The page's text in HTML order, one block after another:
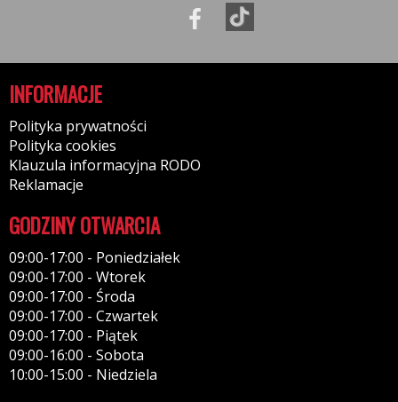
INFORMACJE
Polityka prywatności
Polityka cookies
Klauzula informacyjna RODO
Reklamacje
GODZINY OTWARCIA
09:00-17:00 - Poniedziałek
09:00-17:00 - Wtorek
09:00-17:00 - Środa
09:00-17:00 - Czwartek
09:00-17:00 - Piątek
09:00-16:00 - Sobota
10:00-15:00 - Niedziela